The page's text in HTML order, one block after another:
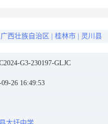
公告
广西壮族自治区 桂林市 灵川县
G3-230197-GLJC
09-26 16:49:53